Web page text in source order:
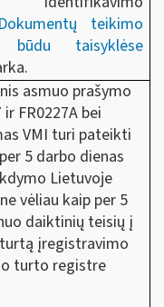
Dokumentų teikimo
būdu taisyklėse
asmuo prašymo
FR0227A bei
VMI turi pateikti
5 darbo dienas
Lietuvoje
vėliau kaip per 5
daiktinių teisių į
įregistravimo
turto registre